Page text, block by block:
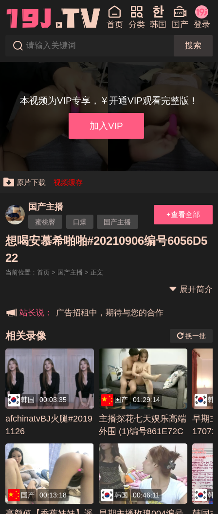
首页 分类 韩国 国产 登录
搜索
本视频为VIP专享，￥开通VIP观看完整版！
加入VIP
原片下载 视频缓存
国产主播
蜜桃臀 口爆
国产主播
想喝安慕希
+查看全部
想喝安慕希啪啪#20210906编号6056D5
22
当前位置： 首页> 国产主播 > 正文
展开简介
站长说： 广告招租中，期待与您的合作
相关录像 换一批
韩国 00:03:35
afchinatvBJ火腿#2019
1126
国产 01:29:14
主播探花七天娱乐高端
外围 (1)编号861E72C
B
韩
早期
A42
国产 00:13:18 韩国 00:46:11 韩